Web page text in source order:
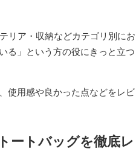
リア・収納などカテゴリ別にお
る」という方の役にきっと立つ
使用感や良かった点などをレビ
ートバッグを徹底レ